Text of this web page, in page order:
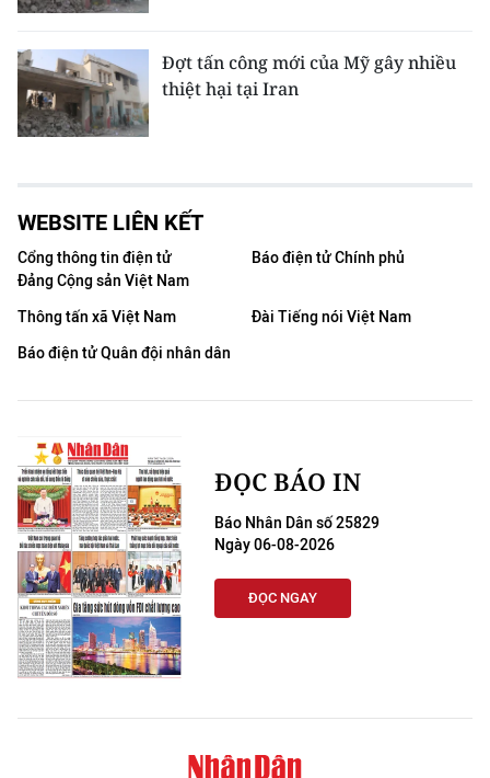
Đợt tấn công mới của Mỹ gây nhiều
thiệt hại tại Iran
WEBSITE LIÊN KẾT
Cổng thông tin điện tử
Đảng Cộng sản Việt Nam
Báo điện tử Chính phủ
Thông tấn xã Việt Nam
Đài Tiếng nói Việt Nam
Báo điện tử Quân đội nhân dân
ĐỌC BÁO IN
Báo Nhân Dân số 25829
Ngày 06-08-2026
ĐỌC NGAY